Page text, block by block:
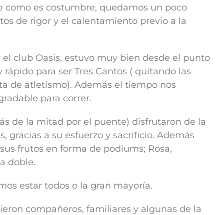
es costumbre, quedamos un poco
de rigor y el calentamiento previo a la
el club Oasis, estuvo muy bien desde el punto
para ser Tres Cantos ( quitando las
de atletismo). Además el tiempo nos
para correr.
de la mitad por el puente) disfrutaron de la
gracias a su esfuerzo y sacrificio. Además
frutos en forma de podiums; Rosa,
doble.
estar todos o la gran mayoría.
compañeros, familiares y algunas de la